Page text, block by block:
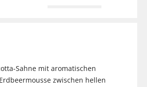
Sahne mit aromatischen
zwischen hellen